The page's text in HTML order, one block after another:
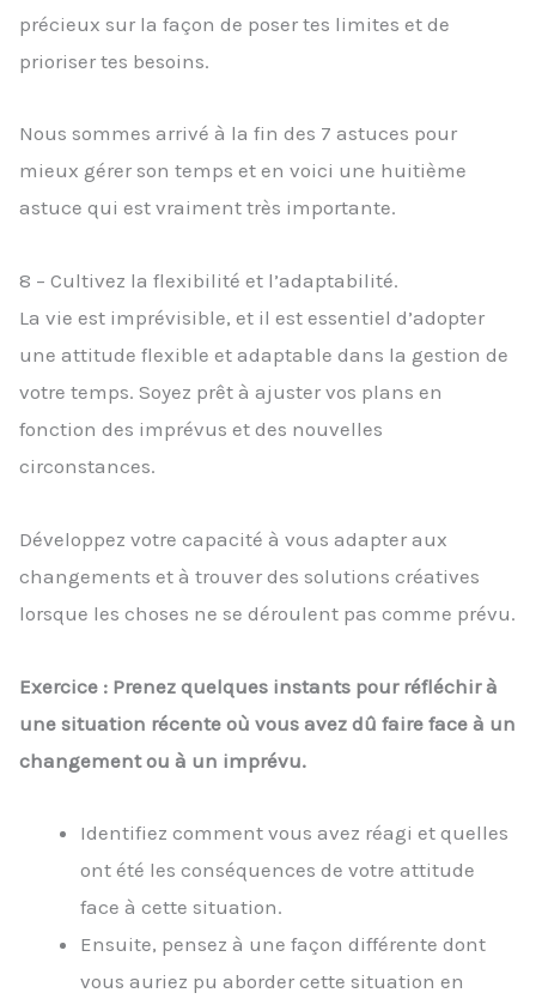
précieux sur la façon de poser tes limites et de
prioriser tes besoins.
Nous sommes arrivé à la fin des 7 astuces pour
mieux gérer son temps et en voici une huitième
astuce qui est vraiment très importante.
8 – Cultivez la flexibilité et l’adaptabilité.
La vie est imprévisible, et il est essentiel d’adopter
une attitude flexible et adaptable dans la gestion de
votre temps. Soyez prêt à ajuster vos plans en
fonction des imprévus et des nouvelles
circonstances.
Développez votre capacité à vous adapter aux
changements et à trouver des solutions créatives
lorsque les choses ne se déroulent pas comme prévu.
Exercice : Prenez quelques instants pour réfléchir à
une situation récente où vous avez dû faire face à un
changement ou à un imprévu.
Identifiez comment vous avez réagi et quelles
ont été les conséquences de votre attitude
face à cette situation.
Ensuite, pensez à une façon différente dont
vous auriez pu aborder cette situation en